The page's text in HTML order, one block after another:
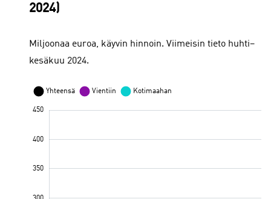
2024)
Miljoonaa euroa, käyvin hinnoin. Viimeisin tieto huhti–
kesäkuu 2024.